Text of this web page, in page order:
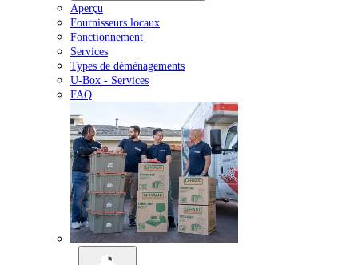
Aperçu
Fournisseurs locaux
Fonctionnement
Services
Types de déménagements
U-Box - Services
FAQ